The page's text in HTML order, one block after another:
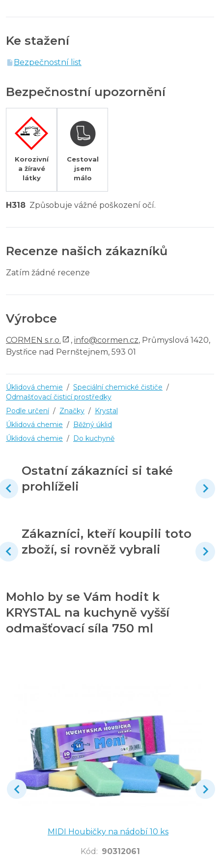
Ke stažení
Bezpečnostní list
Bezpečnostní upozornění
Korozivní
a žíravé
látky
Cestoval
jsem
málo
H318 Způsobuje vážné poškození očí.
Recenze našich zákazníků
Zatím žádné recenze
Výrobce
CORMEN s.r.o. , info@cormen.cz, Průmyslová 1420,
Bystřice nad Pernštejnem, 593 01
Úklidová chemie / Speciální chemické čističe /
Odmašťovací čisticí prostředky
Podle určení / Značky / Krystal
Úklidová chemie / Běžný úklid
Úklidová chemie / Do kuchyně
Ostatní zákazníci si také
prohlíželi
Zákazníci, kteří koupili toto
zboží, si rovněž vybrali
Mohlo by se Vám hodit k
KRYSTAL na kuchyně vyšší
odmašťovací síla 750 ml
MIDI Houbičky na nádobí 10 ks
Kód : 90312061